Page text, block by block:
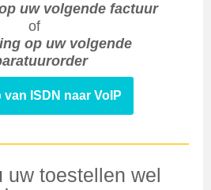
uw volgende factuur
of
op uw volgende
van ISDN naar VoIP
uw toestellen wel